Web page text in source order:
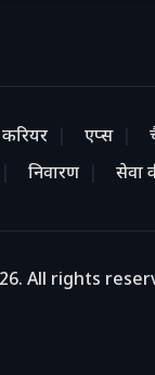
करियर एप्स
निवारण सेवा
All rights